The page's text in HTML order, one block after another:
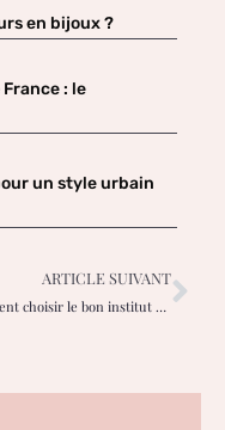
en bijoux ?
: le
un style urbain
ARTICLE SUIVANT
Comment choisir le bon institut de beauté ? Un guide pour les femmes